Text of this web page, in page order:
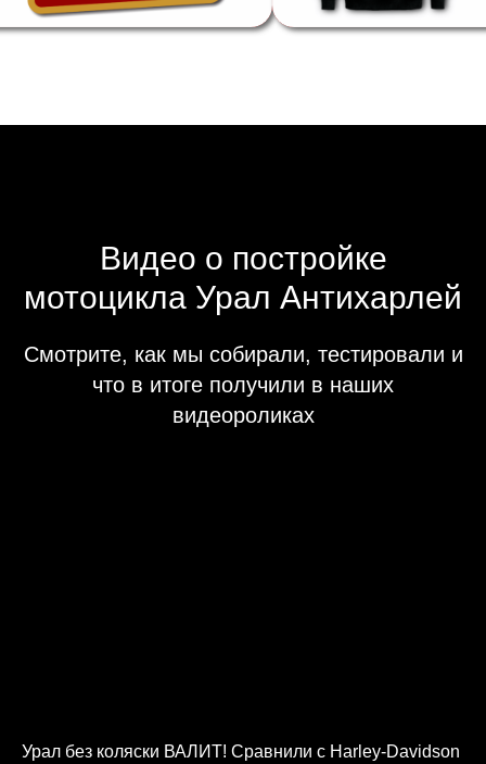
Видео о постройке
мотоцикла Урал Антихарлей
Смотрите, как мы собирали, тестировали и
что в итоге получили в наших
видеороликах
Урал без коляски ВАЛИТ! Сравнили с Harley-Davidson